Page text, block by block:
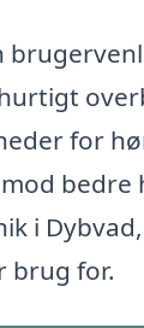
for
bedre
i
brug for.